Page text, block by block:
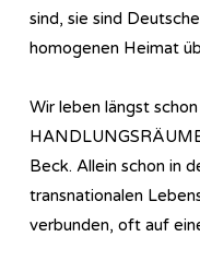
sind, sie sind
homogenen Heimat
Wir leben längst
Beck. Allein schon in
transnationalen
verbunden, oft auf